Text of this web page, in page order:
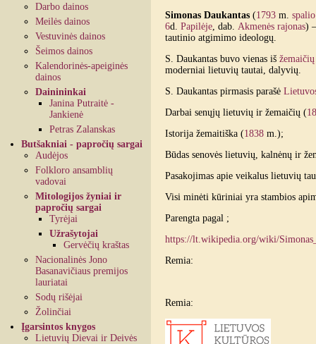
Darbo dainos
Meilės dainos
Vestuvinės dainos
Šeimos dainos
Kalendorinės-apeiginės
dainos
Dainininkai
Janina Putraitė -
Jankienė
Petras Zalanskas
Butšakniai - papročių sargai
Audėjos
Folkloro ansamblių
vadovai
Mitologijos žyniai ir
papročių sargai
Tyrėjai
Užrašytojai
Gervėčių kraštas
Nacionalinės Jono
Basanavičiaus premijos
lauriatai
Sodų rišėjai
Žolinčiai
Įgarsintos knygos
Lietuvių Dievai ir Deivės
Simonas Daukantas (1793 m.
6d. Papilėje , dab. Akmenės rajonas)
tautinio atgimimo ideologų.
S. Daukantas buvo vienas iš
moderniai lietuvių tautai, dalyvių.
S. Daukantas pirmasis parašė
Darbai senųjų lietuvių ir žemaičių (
Istorija žemaitiška (1838 m.);
Būdas senovės lietuvių, kalnėnų ir
Pasakojimas apie veikalus lietuvių
Visi minėti kūriniai yra stambios
Parengta pagal ;
https://lt.wikipedia.org/wiki/
Remia:
Remia: